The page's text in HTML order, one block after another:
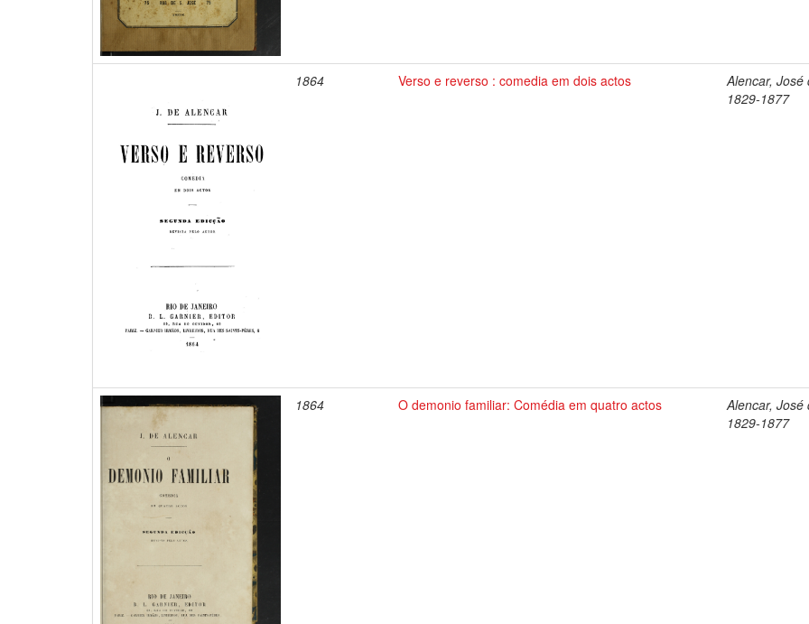
1864 Verso e reverso : comedia em dois actos
Alencar, José
1829-1877
1864 O demonio familiar: Comédia em quatro actos
Alencar, José
1829-1877